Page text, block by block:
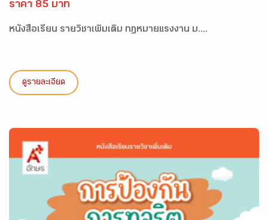
ราคา 85 บาท
หนังสือเรียน รายวิชาเพิ่มเติม กฏหมายแรงงาน ม....
ดูรายละเอียด